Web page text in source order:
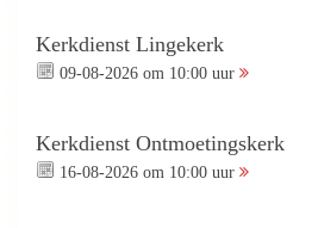
Kerkdienst Lingekerk
09-08-2026 om 10:00 uur
Kerkdienst Ontmoetingskerk
16-08-2026 om 10:00 uur